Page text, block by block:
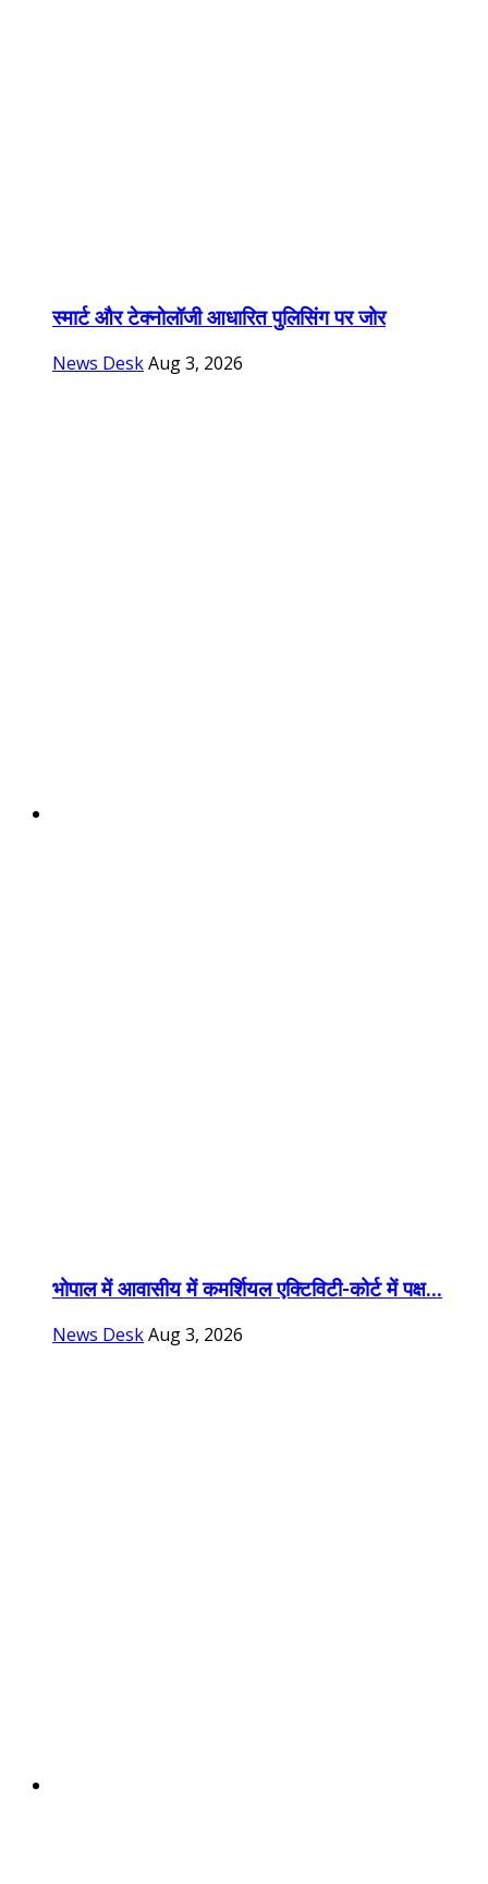
स्मार्ट और टेक्नोलॉजी आधारित पुलिसिंग पर जोर
News DeskAug 3, 2026
भोपाल में आवासीय में कमर्शियल एक्टिविटी-कोर्ट में पक्ष...
News DeskAug 3, 2026